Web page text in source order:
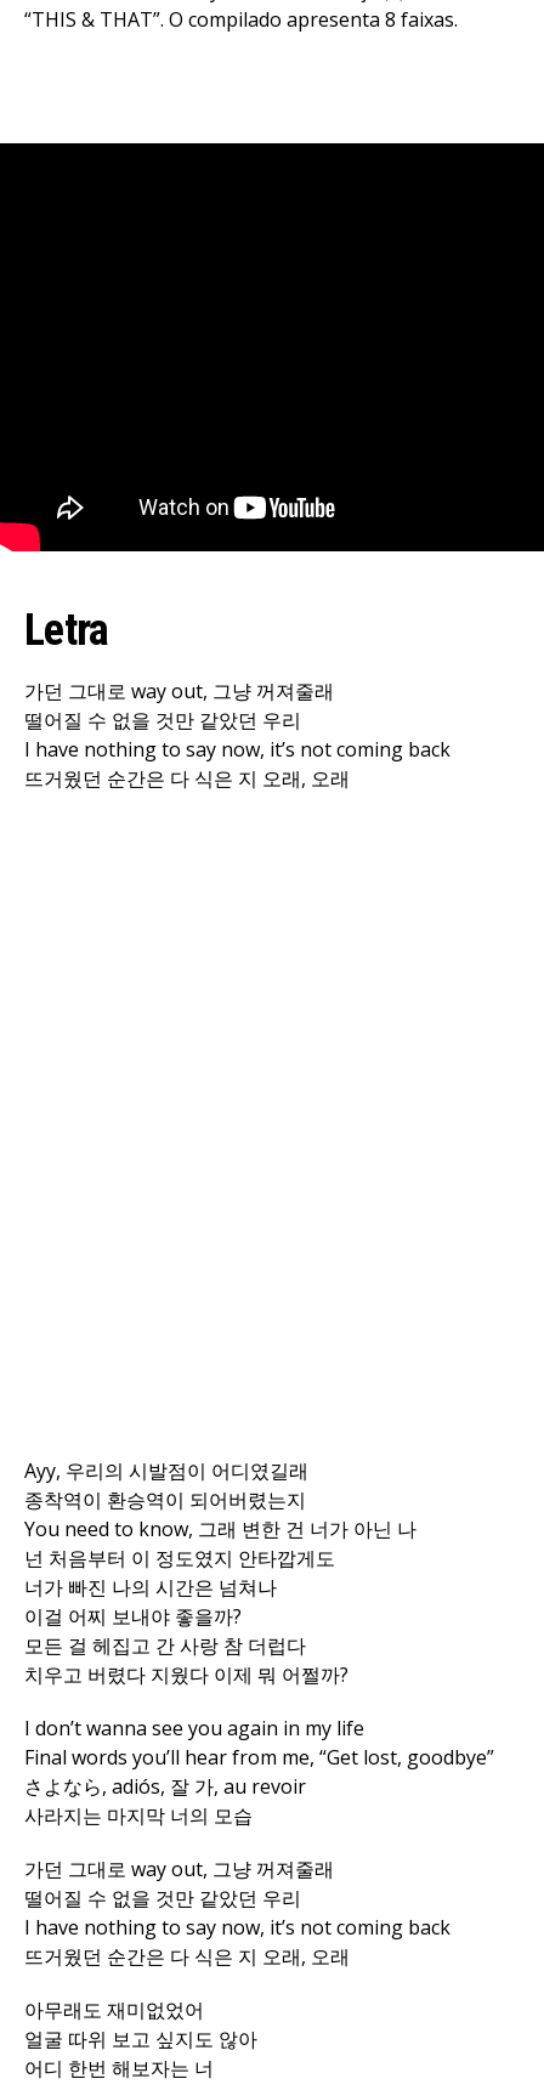
“THIS & THAT”. O compilado apresenta 8 faixas.
Letra
가던 그대로 way out, 그냥 꺼져줄래
떨어질 수 없을 것만 같았던 우리
I have nothing to say now, it’s not coming back
뜨거웠던 순간은 다 식은 지 오래, 오래
Ayy, 우리의 시발점이 어디였길래
종착역이 환승역이 되어버렸는지
You need to know, 그래 변한 건 너가 아닌 나
넌 처음부터 이 정도였지 안타깝게도
너가 빠진 나의 시간은 넘쳐나
이걸 어찌 보내야 좋을까?
모든 걸 헤집고 간 사랑 참 더럽다
치우고 버렸다 지웠다 이제 뭐 어쩔까?
I don’t wanna see you again in my life
Final words you’ll hear from me, “Get lost, goodbye”
さよなら, adiós, 잘 가, au revoir
사라지는 마지막 너의 모습
가던 그대로 way out, 그냥 꺼져줄래
떨어질 수 없을 것만 같았던 우리
I have nothing to say now, it’s not coming back
뜨거웠던 순간은 다 식은 지 오래, 오래
아무래도 재미없었어
얼굴 따위 보고 싶지도 않아
어디 한번 해보자는 너